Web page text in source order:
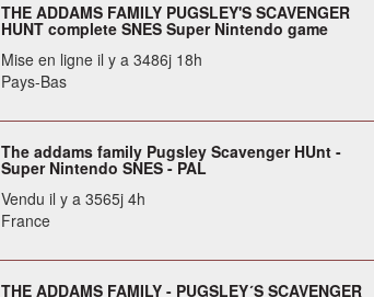
THE ADDAMS FAMILY PUGSLEY'S SCAVENGER
HUNT complete SNES Super Nintendo game
Mise en ligne il y a 3486j 18h
Pays-Bas
The addams family Pugsley Scavenger HUnt -
Super Nintendo SNES - PAL
Vendu il y a 3565j 4h
France
THE ADDAMS FAMILY - PUGSLEY´S SCAVENGER